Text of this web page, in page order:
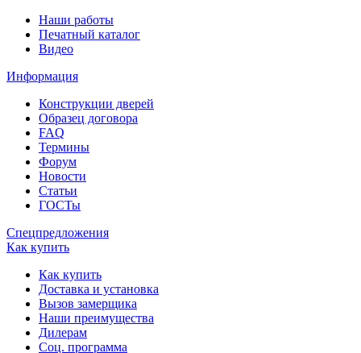
Наши работы
Печатный каталог
Видео
Информация
Конструкции дверей
Образец договора
FAQ
Термины
Форум
Новости
Статьи
ГОСТы
Спецпредложения
Как купить
Как купить
Доставка и установка
Вызов замерщика
Наши преимущества
Дилерам
Соц. программа